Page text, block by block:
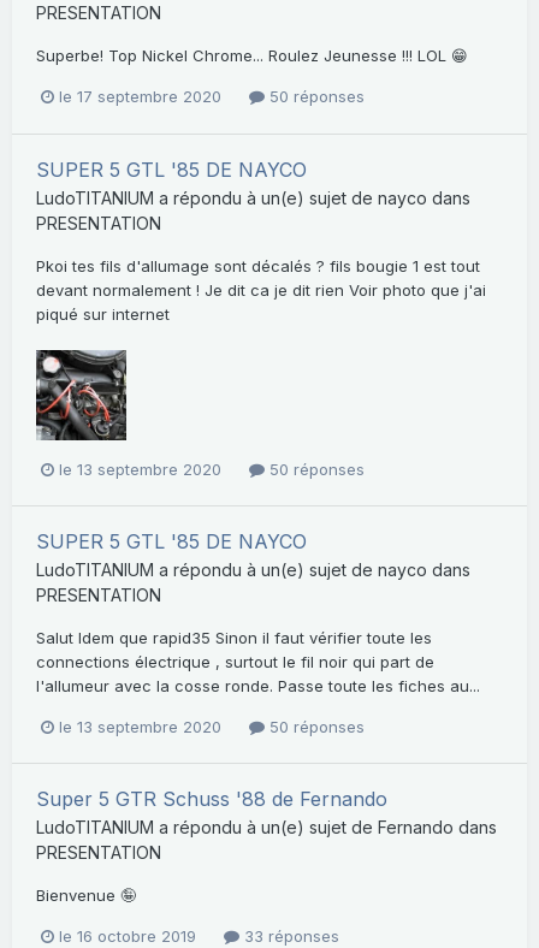
PRESENTATION
Superbe! Top Nickel Chrome... Roulez Jeunesse !!! LOL 😁
le 17 septembre 2020 50 réponses
SUPER 5 GTL '85 DE NAYCO
LudoTITANIUM a répondu à un(e) sujet de nayco dans
PRESENTATION
Pkoi tes fils d'allumage sont décalés ? fils bougie 1 est tout
devant normalement ! Je dit ca je dit rien Voir photo que j'ai
piqué sur internet
le 13 septembre 2020 50 réponses
SUPER 5 GTL '85 DE NAYCO
LudoTITANIUM a répondu à un(e) sujet de nayco dans
PRESENTATION
Salut Idem que rapid35 Sinon il faut vérifier toute les
connections électrique , surtout le fil noir qui part de
l'allumeur avec la cosse ronde. Passe toute les fiches au...
le 13 septembre 2020 50 réponses
Super 5 GTR Schuss '88 de Fernando
LudoTITANIUM a répondu à un(e) sujet de Fernando dans
PRESENTATION
Bienvenue 🤪
le 16 octobre 2019 33 réponses